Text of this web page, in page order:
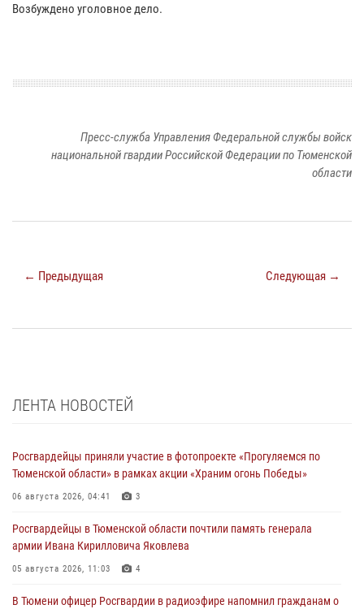
Возбуждено уголовное дело.
Пресс-служба Управления Федеральной службы войск
национальной гвардии Российской Федерации по Тюменской
области
← Предыдущая Следующая →
ЛЕНТА НОВОСТЕЙ
Росгвардейцы приняли участие в фотопроекте «Прогуляемся по
Тюменской области» в рамках акции «Храним огонь Победы»
06 августа 2026, 04:41 3
Росгвардейцы в Тюменской области почтили память генерала
армии Ивана Кирилловича Яковлева
05 августа 2026, 11:03 4
В Тюмени офицер Росгвардии в радиоэфире напомнил гражданам о